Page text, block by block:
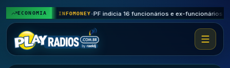
ECONOMIA
El Niño: governo decide reduzir geração de hidrelétricas para enfrentar fenômeno climático 3h INFOMONEY•